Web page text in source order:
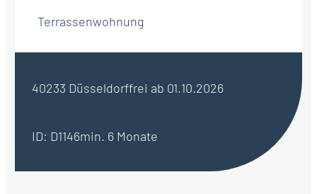
Terrassenwohnung
40233 Düsseldorffrei ab 01.10.2026
ID: D1146min. 6 Monate